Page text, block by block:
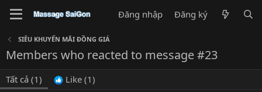
Đăng nhập Đăng ký
SIÊU KHUYẾN MÃI ĐỒNG GIÁ
Members who reacted to message #23
Tất cả (1) Like (1)